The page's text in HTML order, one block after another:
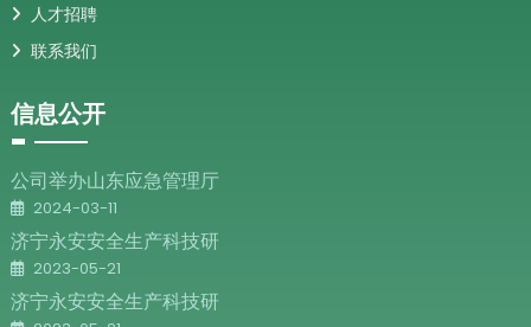
人才招聘
联系我们
信息公开
公司举办山东应急管理厅
2024-03-11
济宁永安安全生产科技研
2023-05-21
济宁永安安全生产科技研